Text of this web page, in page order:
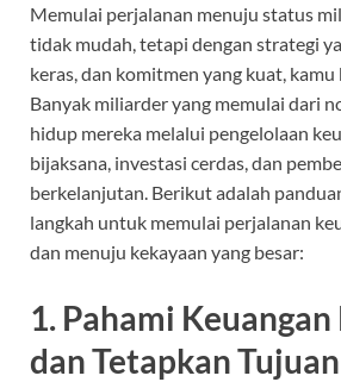
Memulai perjalanan menuju status
tidak mudah, tetapi dengan strategi
keras, dan komitmen yang kuat, kamu
Banyak miliarder yang memulai dari
hidup mereka melalui pengelolaan
bijaksana, investasi cerdas, dan
berkelanjutan. Berikut adalah
langkah untuk memulai perjalanan
dan menuju kekayaan yang besar:
1. Pahami
dan Tetapkan Tujuan